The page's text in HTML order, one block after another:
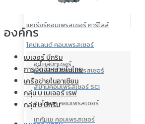
แคเรียร์คอมเพรสเซอร์ คาร์ไลล์
โคปแลนด์ คอมเพรสเซอร์
อะไหล่บิทเซอร์
แดนฟอส์ส คอมเพรสเซอร์
สยามคอมเพรสเซอร์ SCI
อินโวเทค คอมเพรสเซอร์
เทคัมเช คอมเพรสเซอร์
องค์กร
เบเจอร์ บีกริม
การจัดจำหน่ายในไทย
เครือข่ายในอาเซียน
กลุ่ม บ เบเจอร์ เรฟ
กลุ่ม บ บีกริม